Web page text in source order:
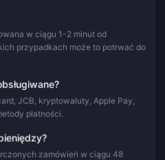
w ciągu 1-2 minut od
przypadkach może to potrwać do
JCB, kryptowaluty, Apple Pay,
płatności.
zamówień w ciągu 48